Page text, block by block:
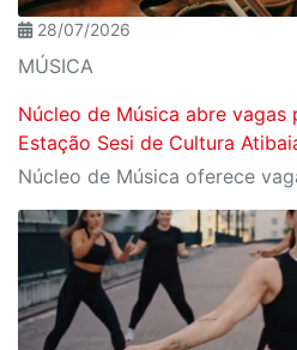
28/07/2026
MÚSICA
Núcleo de Música abre vagas
Estação Sesi de Cultura